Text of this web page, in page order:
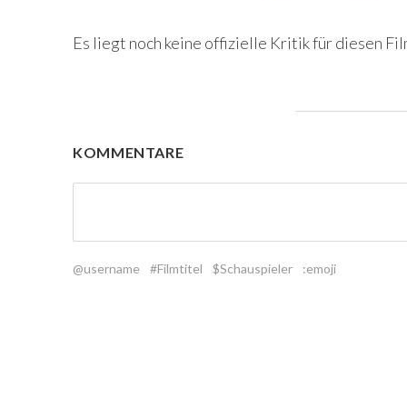
Es liegt noch keine offizielle Kritik für diesen
KOMMENTARE
@username #Filmtitel $Schauspieler :emoji